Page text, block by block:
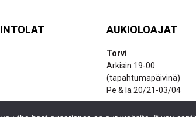
AUKIOLOAJAT
Torvi
Arkisin 19-00
(tapahtumapäivinä)
Pe & la 20/21-03/04